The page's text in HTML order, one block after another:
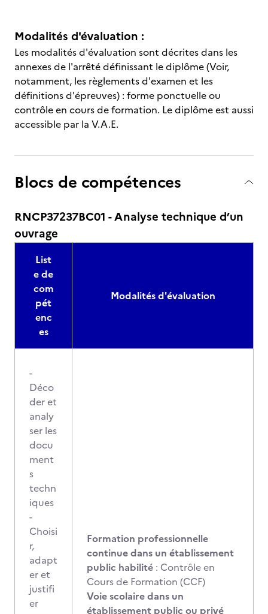
Modalités d'évaluation :
Les modalités d'évaluation sont décrites dans les
annexes de l'arrêté définissant le diplôme (Voir,
notamment, les règlements d'examen et les
définitions d'épreuves) : forme ponctuelle ou
contrôle en cours de formation. Le diplôme est aussi
accessible par la V.A.E.
Blocs de compétences
RNCP37237BC01 - Analyse technique d’un
ouvrage
List
e de
com
pét
enc
es
Modalités d'évaluation
-
Déco
der et
analy
ser les
docu
ment
s
techn
iques
-
Choisi
r,
adapt
er et
justifi
er
Formation professionnelle
continue dans un établissement
public habilité : Contrôle en
Cours de Formation (CCF)
Voie scolaire dans un
établissement public ou privé